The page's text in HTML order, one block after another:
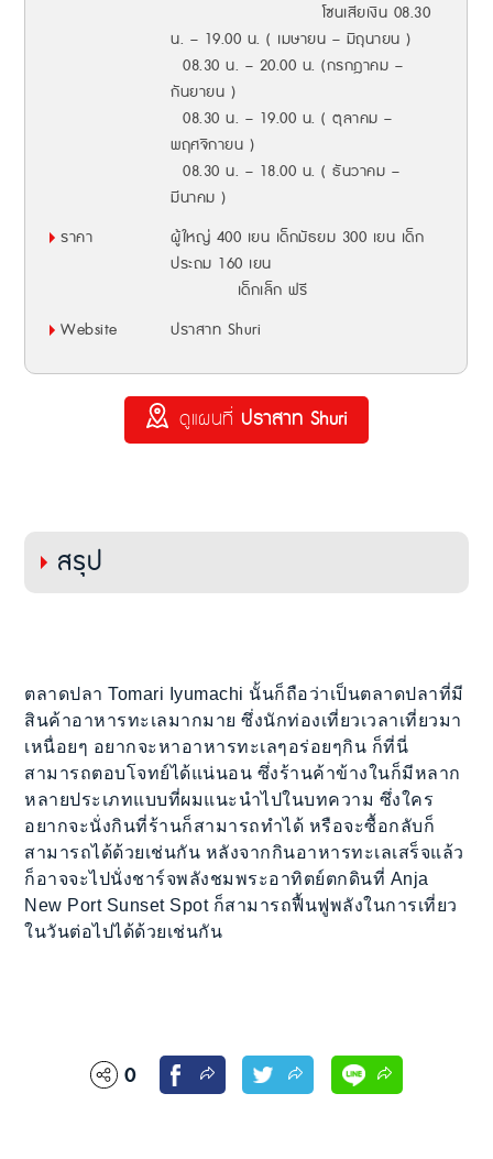
โซนเสียเงิน 08.30
น. – 19.00 น. ( เมษายน – มิถุนายน )
08.30 น. – 20.00 น. (กรกฎาคม –
กันยายน )
08.30 น. – 19.00 น. ( ตุลาคม –
พฤศจิกายน )
08.30 น. – 18.00 น. ( ธันวาคม –
มีนาคม )
ราคา
ผู้ใหญ่ 400 เยน เด็กมัธยม 300 เยน เด็ก
ประถม 160 เยน
เด็กเล็ก ฟรี
Website
ปราสาท Shuri
ดูแผนที่ ปราสาท Shuri
สรุป
ตลาดปลา Tomari Iyumachi นั้นก็ถือว่าเป็นตลาดปลาที่มี
สินค้าอาหารทะเลมากมาย ซึ่งนักท่องเที่ยวเวลาเที่ยวมา
เหนื่อยๆ อยากจะหาอาหารทะเลๆอร่อยๆกิน ก็ที่นี่
สามารถตอบโจทย์ได้แน่นอน ซึ่งร้านค้าข้างในก็มีหลาก
หลายประเภทแบบที่ผมแนะนำไปในบทความ ซึ่งใคร
อยากจะนั่งกินที่ร้านก็สามารถทำได้ หรือจะซื้อกลับก็
สามารถได้ด้วยเช่นกัน หลังจากกินอาหารทะเลเสร็จแล้ว
ก็อาจจะไปนั่งชาร์จพลังชมพระอาทิตย์ตกดินที่ Anja
New Port Sunset Spot ก็สามารถฟื้นฟูพลังในการเที่ยว
ในวันต่อไปได้ด้วยเช่นกัน
0